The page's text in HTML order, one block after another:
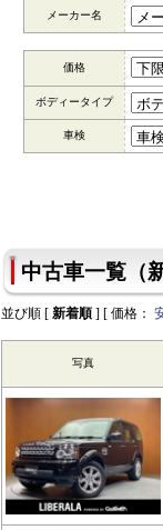
メーカー名
価格
ボディータイプ
車検
中古車一覧（
並び順 [ 新着順] [ 価格：
写真